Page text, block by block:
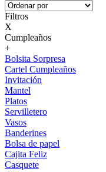
Filtros
X
Cumpleaños
+
Bolsita Sorpresa
Cartel Cumpleaños
Invitación
Mantel
Platos
Servilletero
Vasos
Banderines
Bolsa de papel
Cajita Feliz
Casquete